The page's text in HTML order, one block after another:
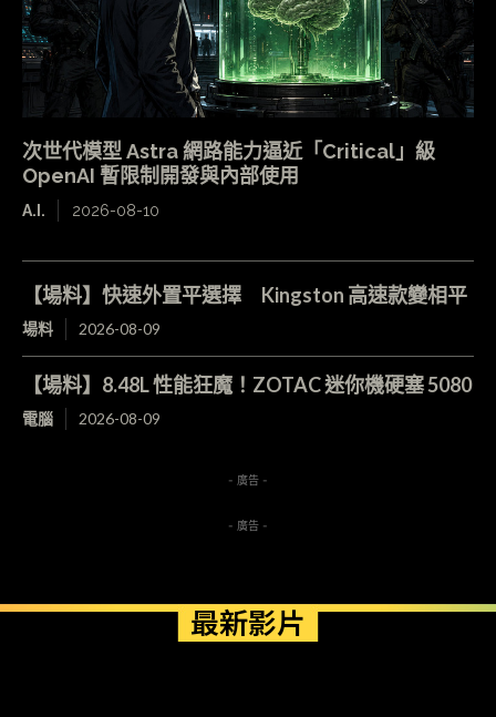
次世代模型 Astra 網路能力逼近「Critical」級
OpenAI 暫限制開發與內部使用
A.I. 2026-08-10
【場料】快速外置平選擇 Kingston 高速款變相平
場料 2026-08-09
【場料】8.48L 性能狂魔！ZOTAC 迷你機硬塞 5080
電腦 2026-08-09
- 廣告 -
- 廣告 -
最新影片